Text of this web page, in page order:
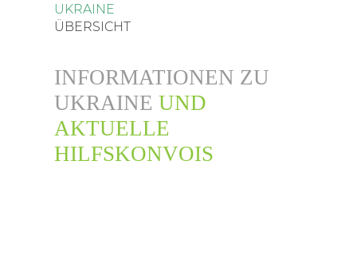
UKRAINE
ÜBERSICHT
INFORMATIONEN ZU
UKRAINE UND
AKTUELLE
HILFSKONVOIS